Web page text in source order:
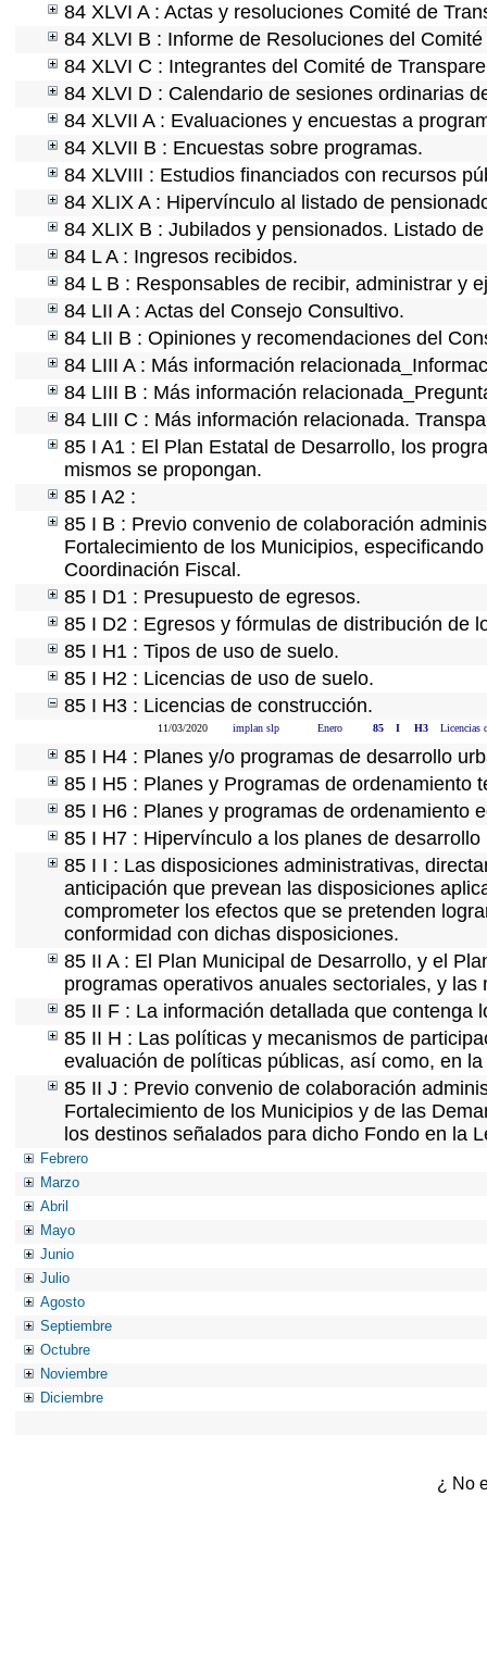
84 XLVI A : Actas y resoluciones Comité de
84 XLVI B : Informe de Resoluciones del
84 XLVI C : Integrantes del Comité de
84 XLVI D : Calendario de sesiones ordinarias
84 XLVII A : Evaluaciones y encuestas a
84 XLVII B : Encuestas sobre programas.
84 XLVIII : Estudios financiados con recursos
84 XLIX A : Hipervínculo al listado de
84 XLIX B : Jubilados y pensionados. Listado
84 L A : Ingresos recibidos.
84 L B : Responsables de recibir, administrar y
84 LII A : Actas del Consejo Consultivo.
84 LII B : Opiniones y recomendaciones del
84 LIII A : Más información
84 LIII B : Más información
84 LIII C : Más información relacionada.
85 I A1 : El Plan Estatal de Desarrollo, los
mismos se propongan.
85 I A2 :
85 I B : Previo convenio de colaboración
Fortalecimiento de los Municipios,
Coordinación Fiscal.
85 I D1 : Presupuesto de egresos.
85 I D2 : Egresos y fórmulas de distribución de
85 I H1 : Tipos de uso de suelo.
85 I H2 : Licencias de uso de suelo.
85 I H3 : Licencias de construcción.
11/03/2020 implan slp Enero 85 I H3 Licencias
85 I H4 : Planes y/o programas de desarrollo
85 I H5 : Planes y Programas de ordenamiento
85 I H6 : Planes y programas de ordenamiento
85 I H7 : Hipervínculo a los planes de desarrollo
85 I I : Las disposiciones administrativas,
anticipación que prevean las disposiciones
comprometer los efectos que se pretenden
conformidad con dichas disposiciones.
85 II A : El Plan Municipal de Desarrollo, y el
programas operativos anuales sectoriales, y
85 II F : La información detallada que contenga
85 II H : Las políticas y mecanismos de
evaluación de políticas públicas, así como, en
85 II J : Previo convenio de colaboración
Fortalecimiento de los Municipios y de las
los destinos señalados para dicho Fondo en la
Febrero
Marzo
Abril
Mayo
Junio
Julio
Agosto
Septiembre
Octubre
Noviembre
Diciembre
¿ No